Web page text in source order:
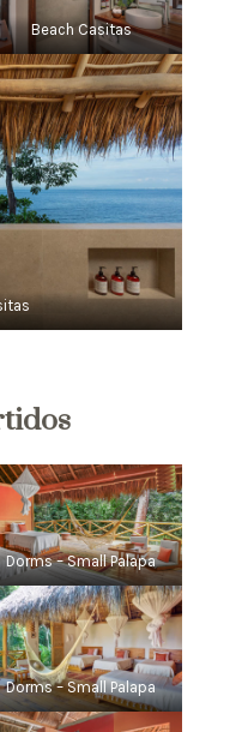
Beach Casitas
Dorms – Small Palapa
Dorms – Small Palapa